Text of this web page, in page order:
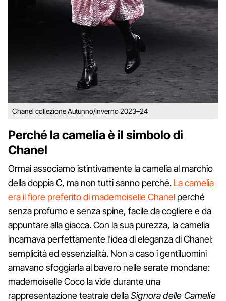
Chanel collezione Autunno/Inverno 2023–24
Perché la camelia è il simbolo di
Chanel
Ormai associamo istintivamente la camelia al marchio
della doppia C, ma non tutti sanno perché. La camelia
era il fiore preferito di mademoiselle Chanel perché
senza profumo e senza spine, facile da cogliere e da
appuntare alla giacca. Con la sua purezza, la camelia
incarnava perfettamente l'idea di eleganza di Chanel:
semplicità ed essenzialità. Non a caso i gentiluomini
amavano sfoggiarla al bavero nelle serate mondane:
mademoiselle Coco la vide durante una
rappresentazione teatrale dellaSignora delle Camelie